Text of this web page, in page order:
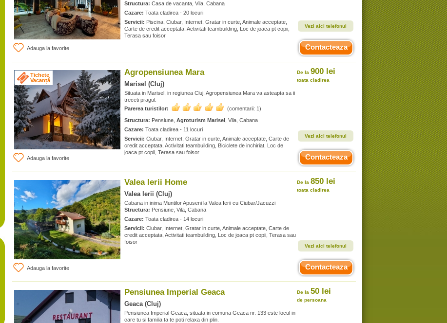
Adauga la favorite
Structura: Casa de vacanta, Vila, Cabana
Cazare: Toata cladirea - 20 locuri
Servicii: Piscina, Ciubar, Internet, Gratar in curte, Animale acceptate,
Carte de credit acceptata, Activitati teambuilding, Loc de joaca pt copii,
Terasa sau foisor
Vezi aici telefonul
Contacteaza
Tichete
Vacanță
Adauga la favorite
Agropensiunea Mara
Marisel (Cluj)
Situata in Marisel, in regiunea Cluj, Agropensiunea Mara va asteapta sa ii
treceti pragul.
Parerea turistilor:
(comentarii: 1)
Structura: Pensiune, Agroturism Marisel , Vila, Cabana
Cazare: Toata cladirea - 11 locuri
Servicii: Ciubar, Internet, Gratar in curte, Animale acceptate, Carte de
credit acceptata, Activitati teambuilding, Biciclete de inchiriat, Loc de
joaca pt copii, Terasa sau foisor
De la 900 lei
toata cladirea
Vezi aici telefonul
Contacteaza
Adauga la favorite
Valea Ierii Home
Valea Ierii (Cluj)
Cabana in inima Muntilor Apuseni la Valea Ierii cu Ciubar/Jacuzzi
Structura: Pensiune, Vila, Cabana
Cazare: Toata cladirea - 14 locuri
Servicii: Ciubar, Internet, Gratar in curte, Animale acceptate, Carte de
credit acceptata, Activitati teambuilding, Loc de joaca pt copii, Terasa sau
foisor
De la 850 lei
toata cladirea
Vezi aici telefonul
Contacteaza
Pensiunea Imperial Geaca
Geaca (Cluj)
Pensiunea Imperial Geaca, situata in comuna Geaca nr. 133 este locul in
care tu si familia ta te poti relaxa din plin.
De la 50 lei
de persoana